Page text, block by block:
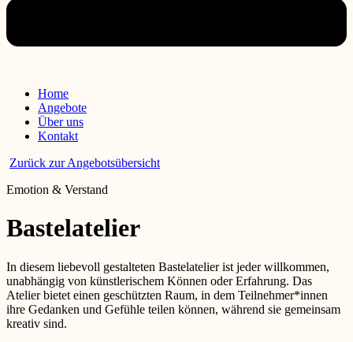
Home
Angebote
Über uns
Kontakt
Zurück zur Angebotsübersicht
Emotion & Verstand
Bastelatelier
In diesem liebevoll gestalteten Bastelatelier ist jeder willkommen,
unabhängig von künstlerischem Können oder Erfahrung. Das
Atelier bietet einen geschützten Raum, in dem Teilnehmer*innen
ihre Gedanken und Gefühle teilen können, während sie gemeinsam
kreativ sind.